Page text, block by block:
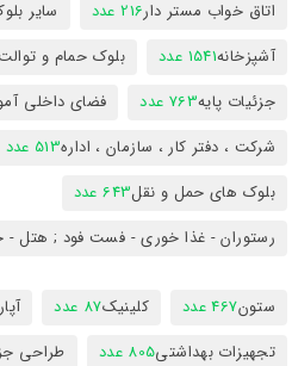
اتاق خواب مستر دار216 عدد سایر
آشپزخانه1541 عدد بلوک حمام و توالت
جزئیات پایه763 عدد فضای داخلی
شرکت ، دفتر کار ، سازمان ، اداره513 عدد
بلوک های حمل و نقل643 عدد
رستوران - غذا خوری - فست فود ; هتل -
ستون467 عدد کلینیک87 عدد
تجهیزات بهداشتی805 عدد طراحی